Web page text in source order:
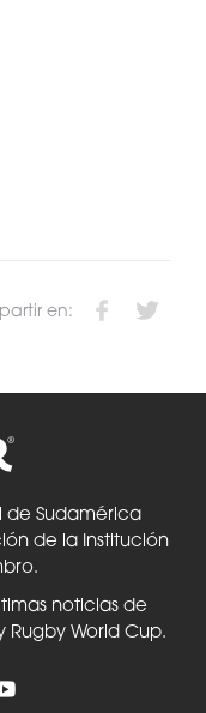
en:
de Sudamérica
de la Institución
noticias de
Rugby World Cup.